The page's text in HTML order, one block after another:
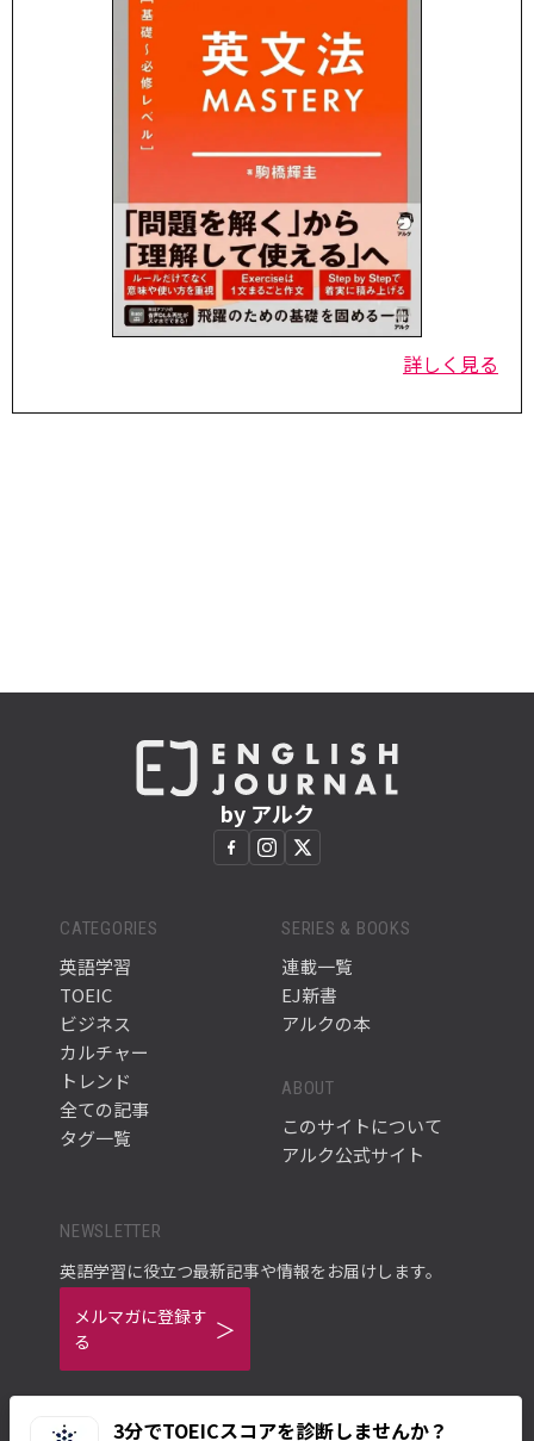
詳しく見る
3分でTOEICスコアを診断しませんか？
by アルク
CATEGORIES
英語学習
TOEIC
ビジネス
カルチャー
トレンド
全ての記事
タグ一覧
SERIES & BOOKS
連載一覧
EJ新書
アルクの本
ABOUT
このサイトについて
アルク公式サイト
NEWSLETTER
英語学習に役立つ最新記事や情報をお届けします。
メルマガに登録す
る